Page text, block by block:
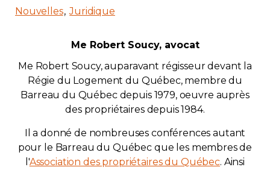
Nouvelles Juridique
Me Robert Soucy, avocat
Me Robert Soucy, auparavant régisseur devant la
Régie du Logement du Québec, membre du
Barreau du Québec depuis 1979, oeuvre auprès
des propriétaires depuis 1984.
Il a donné de nombreuses conférences autant
pour le Barreau du Québec que les membres de
l'Association des propriétaires du Québec. Ainsi